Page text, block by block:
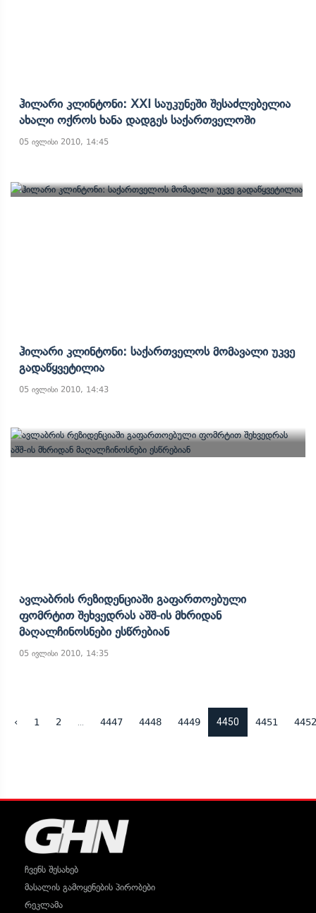
Ჰილარი Კლინტონი: XXI Საუკუნეში Შესაძლებელია
Ახალი Ოქროს Ხანა Დადგეს Საქართველოში
05 ივლისი 2010, 14:45
Ჰილარი Კლინტონი: Საქართველოს Მომავალი Უკვე
Გადაწყვეტილია
05 ივლისი 2010, 14:43
Ავლაბრის Რეზიდენციაში Გაფართოებული
Ფომრტით Შეხვედრას Აშშ-Ის Მხრიდან
Მაღალჩინოსნები Ესწრებიან
05 ივლისი 2010, 14:35
‹ 1 2 4447 4448 4449 4450 4451 4452
ჩვენს შესახებ
მასალის გამოყენების პირობები
რეკლამა